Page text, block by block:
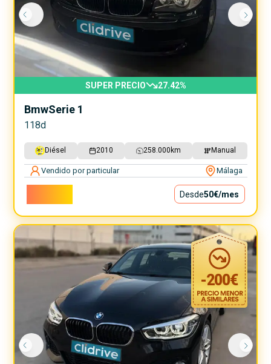
SUPER PRECIO 27.42%
BmwSerie 1
118d
Diésel 2010 258.000 km Manual
Vendido por particular Málaga
Desde50€/mes
-200€